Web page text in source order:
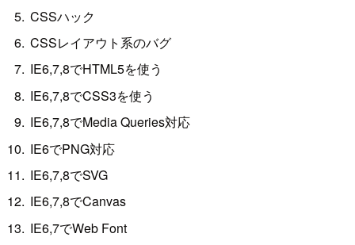
CSSハック
CSSレイアウト系のバグ
IE6,7,8でHTML5を使う
IE6,7,8でCSS3を使う
IE6,7,8でMedia Queries対応
IE6でPNG対応
IE6,7,8でSVG
IE6,7,8でCanvas
IE6,7でWeb Font